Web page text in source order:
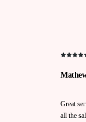
Great
all the